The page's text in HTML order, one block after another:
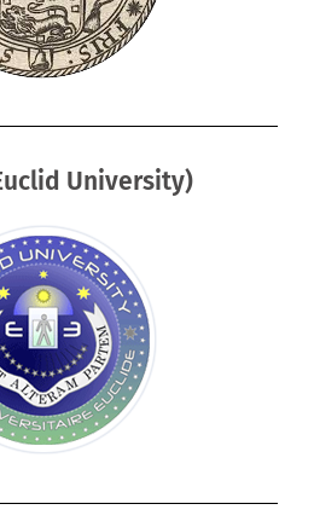
University)